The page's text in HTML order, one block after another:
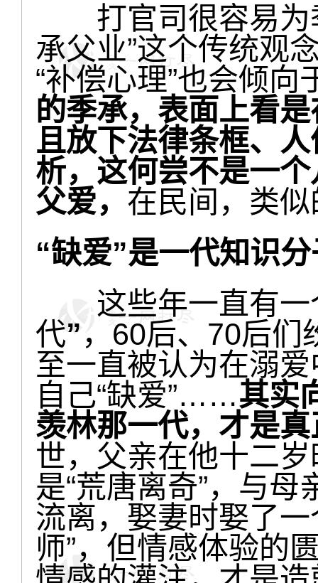
打官司很容易为
承父业”这个传统观
“补偿心理”也会倾向
的季承，表面上看
且放下法律条框、
析，这何尝不是一
父爱， 在民间，类
“缺爱”是一代知识
这些年一直有一
代” ，60后、70后们
至一直被认为在溺
自己“缺爱”……其实
羡林那一代，才是
世，父亲在他十二
是“荒唐离奇”，与
流离，娶妻时娶了
师”，但情感体验的